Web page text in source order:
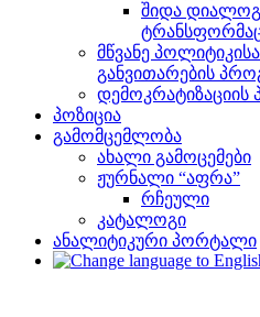
შიდა
მწვანე
განვითარების
დემოკრატიზაციის
პოზიცია
გამომცემლობა
ახალი გამოცემები
ჟურნალი “აფრა”
რჩეული
კატალოგი
ანალიტიკური პორტალი